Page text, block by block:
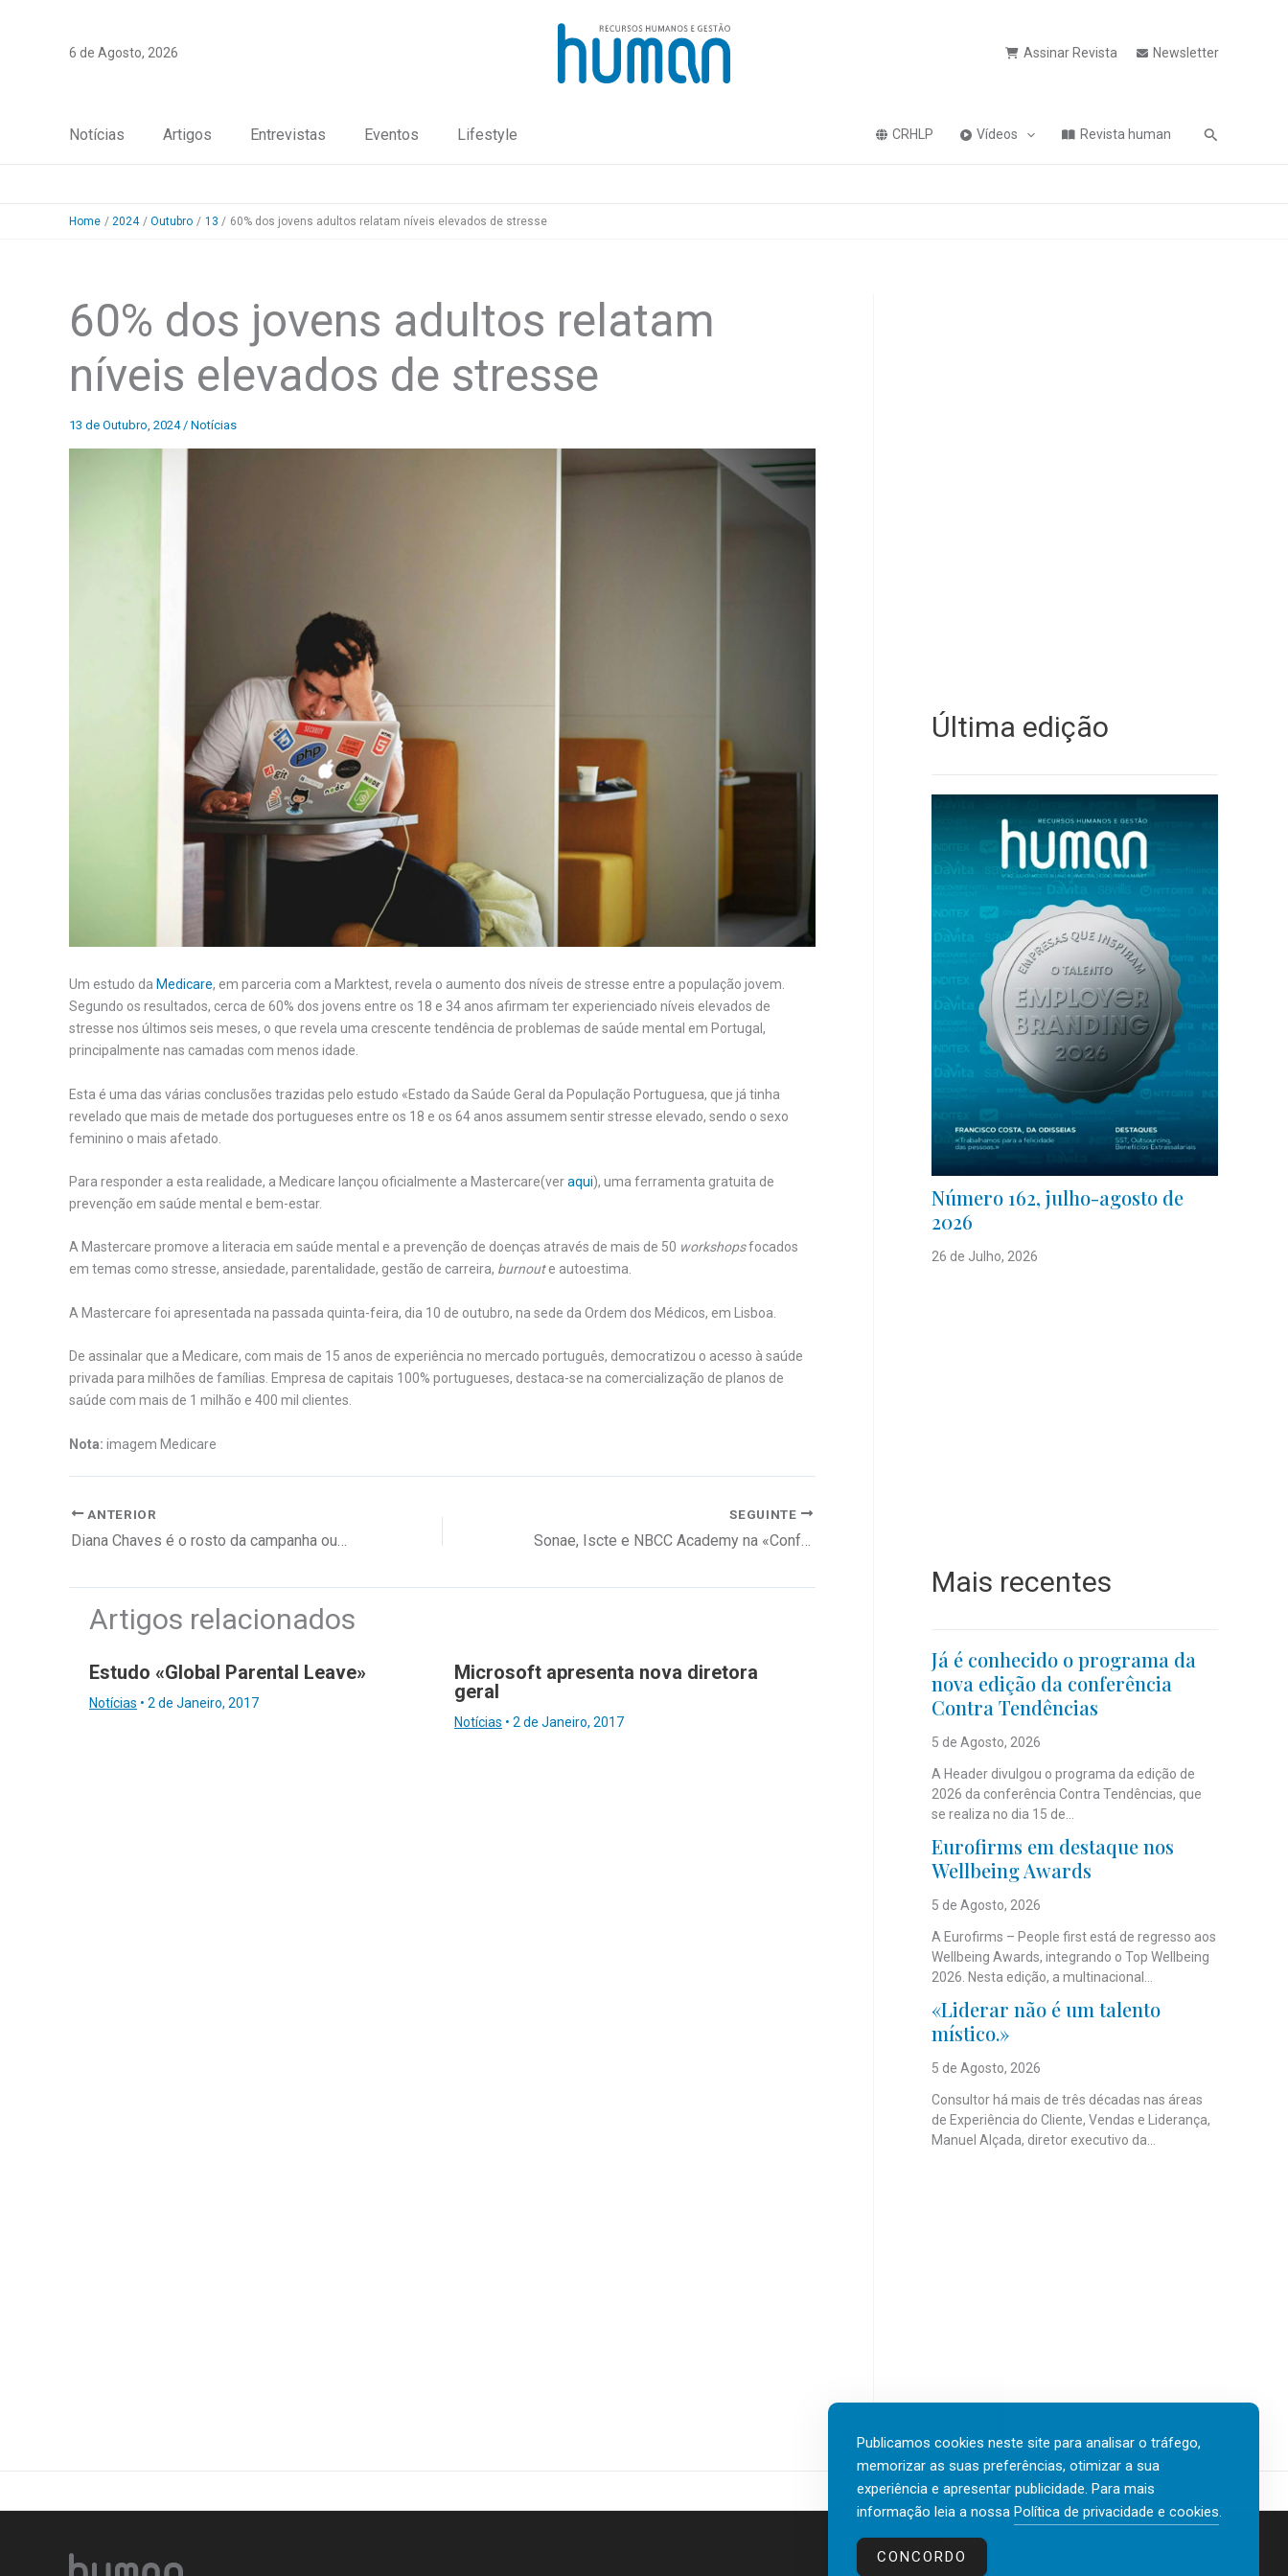
6 de Agosto, 2026 Assinar Revista Newsletter
Notícias Artigos Entrevistas Eventos Lifestyle CRHLP Vídeos Revista human Pesquisa
Home 2024 Outubro 13 60% dos jovens adultos relatam níveis elevados de stresse
60% dos jovens adultos relatam
níveis elevados de stresse
13 de Outubro, 2024 / Notícias
Um estudo da Medicare, em parceria com a Marktest, revela o aumento dos níveis de stresse entre a população jovem.
Segundo os resultados, cerca de 60% dos jovens entre os 18 e 34 anos afirmam ter experienciado níveis elevados de
stresse nos últimos seis meses, o que revela uma crescente tendência de problemas de saúde mental em Portugal,
principalmente nas camadas com menos idade.
Esta é uma das várias conclusões trazidas pelo estudo «Estado da Saúde Geral da População Portuguesa, que já tinha
revelado que mais de metade dos portugueses entre os 18 e os 64 anos assumem sentir stresse elevado, sendo o sexo
feminino o mais afetado.
Para responder a esta realidade, a Medicare lançou oficialmente a Mastercare(veraqui), uma ferramenta gratuita de
prevenção em saúde mental e bem-estar.
A Mastercare promove a literacia em saúde mental e a prevenção de doenças através de mais de 50 workshopsfocados
em temas como stresse, ansiedade, parentalidade, gestão de carreira, burnoute autoestima.
A Mastercare foi apresentada na passada quinta-feira, dia 10 de outubro, na sede da Ordem dos Médicos, em Lisboa.
De assinalar que a Medicare, com mais de 15 anos de experiência no mercado português, democratizou o acesso à saúde
privada para milhões de famílias. Empresa de capitais 100% portugueses, destaca-se na comercialização de planos de
saúde com mais de 1 milhão e 400 mil clientes.
Nota: imagem Medicare
ANTERIOR
Diana Chaves é o rosto da campanha outono-inverno da Salsa Jeans
SEGUINTE
Sonae, Iscte e NBCC Academy na «Conferência Human»
Artigos relacionados
Estudo «Global Parental Leave»
Notícias • 2 de Janeiro, 2017
Microsoft apresenta nova diretora
geral
Notícias • 2 de Janeiro, 2017
Última edição
Número 162, julho-agosto de
2026
26 de Julho, 2026
Mais recentes
Já é conhecido o programa da
nova edição da conferência
Contra Tendências
5 de Agosto, 2026
A Header divulgou o programa da edição de
2026 da conferência Contra Tendências, que
se realiza no dia 15 de...
Eurofirms em destaque nos
Wellbeing Awards
5 de Agosto, 2026
A Eurofirms – People first está de regresso aos
Wellbeing Awards, integrando o Top Wellbeing
2026. Nesta edição, a multinacional...
«Liderar não é um talento
místico.»
5 de Agosto, 2026
Consultor há mais de três décadas nas áreas
de Experiência do Cliente, Vendas e Liderança,
Manuel Alçada, diretor executivo da...
Contactos
Publicamos cookies neste site para analisar o tráfego,
memorizar as suas preferências, otimizar a sua
experiência e apresentar publicidade. Para mais
informação leia a nossa Política de privacidade e cookies.
CONCORDO